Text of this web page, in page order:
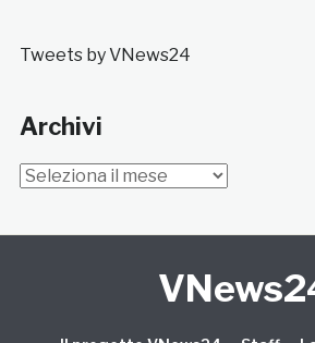
Tweets by VNews24
Archivi
Archivi